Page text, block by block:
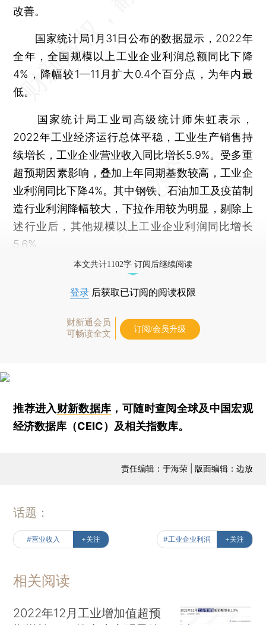
改善。
国家统计局1月31日公布的数据显示，2022年
全年，全国规模以上工业企业利润总额同比下降
4%，降幅较1—11月扩大0.4个百分点，为年内最
低。
国家统计局工业司高级统计师朱虹表示，
2022年工业经济运行总体平稳，工业生产销售持
续增长，工业企业营业收入同比增长5.9%。受多重
超预期因素影响，叠加上年同期基数较高，工业企
业利润同比下降4%。其中钢铁、石油加工及疫苗制
造行业利润降幅较大，下拉作用较为明显，剔除上
述行业后，其他规模以上工业企业利润同比增长
5.6%。
本文共计1102字 订阅后继续阅读
登录 后获取已订阅的阅读权限
财新通会员
可畅读全文
订阅/会员升级
推荐进入财新数据库 ，可随时查阅全球及中国宏观
经济数据库（CEIC）及相关指数库。
责任编辑：于海荣 | 版面编辑：边放
话题：
#营业收入 +关注 #工业企业利润 +关注
相关阅读
2022年12月工业增加值超预